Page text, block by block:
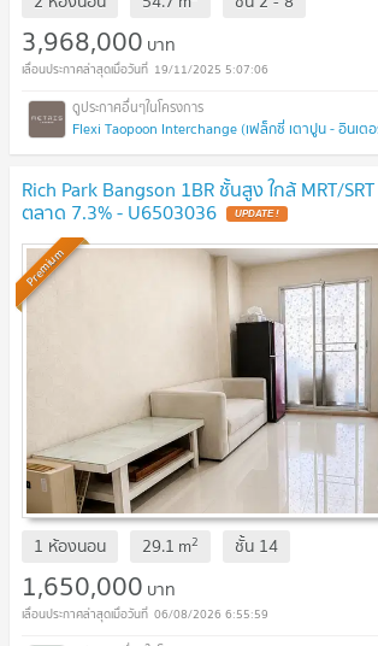
3,968,000 บาท
19/11/2025 5:07:06
Flexi Taopoon Interchange (เฟล็กซี่ เตาปูน - อินเต
Rich Park Bangson 1BR ชั้นสูง ใกล้ MRT/
ตลาด 7.3% - U6503036
Premium
1 ห้องนอน 29.1 m2 ชั้น 14
1,650,000 บาท
06/08/2026 6:55:59